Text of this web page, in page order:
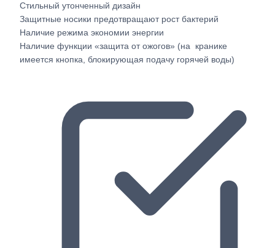
Стильный утонченный дизайн
Защитные носики предотвращают рост бактерий
Наличие режима экономии энергии
Наличие функции «защита от ожогов» (на кранике
имеется кнопка, блокирующая подачу горячей воды)